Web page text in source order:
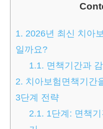
1. 2026년 최신 치아
일까요?
1.1. 면책기간과
2. 치아보험면책기간
3단계 전략
2.1. 1단계: 면책기